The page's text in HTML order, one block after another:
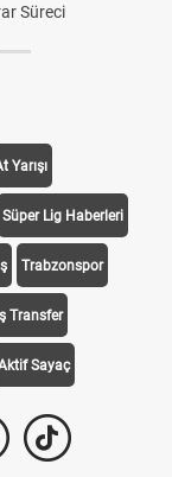
Süreci
Yarışı
Süper Lig Haberleri
Trabzonspor
Transfer
Sayaç